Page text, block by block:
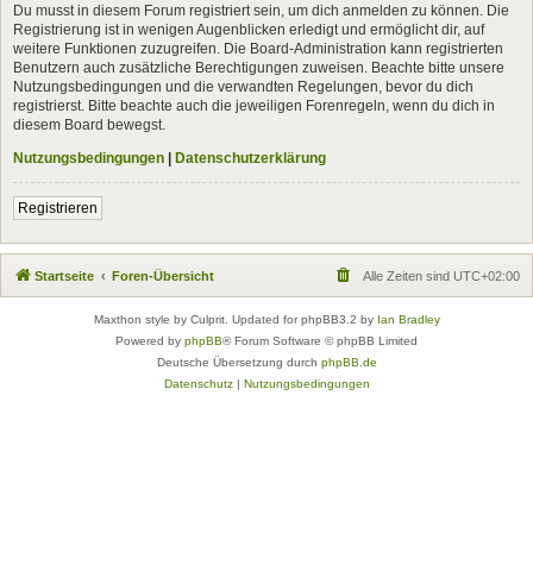
Du musst in diesem Forum registriert sein, um dich anmelden zu können. Die
Registrierung ist in wenigen Augenblicken erledigt und ermöglicht dir, auf
weitere Funktionen zuzugreifen. Die Board-Administration kann registrierten
Benutzern auch zusätzliche Berechtigungen zuweisen. Beachte bitte unsere
Nutzungsbedingungen und die verwandten Regelungen, bevor du dich
registrierst. Bitte beachte auch die jeweiligen Forenregeln, wenn du dich in
diesem Board bewegst.
Nutzungsbedingungen | Datenschutzerklärung
Registrieren
Startseite Foren-Übersicht Alle Zeiten sind UTC+02:00
Maxthon style by Culprit. Updated for phpBB3.2 by Ian Bradley
Powered by phpBB® Forum Software © phpBB Limited
Deutsche Übersetzung durch phpBB.de
Datenschutz| Nutzungsbedingungen